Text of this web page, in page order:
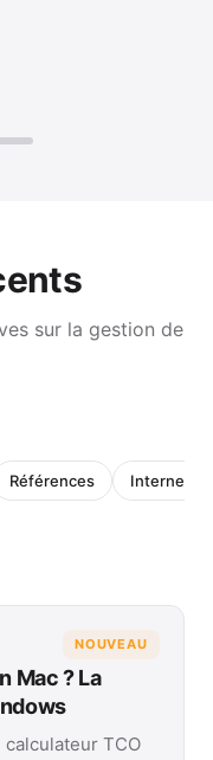
sur la gestion de
Références Interne
NOUVEAU
Mac ? La
calculateur TCO